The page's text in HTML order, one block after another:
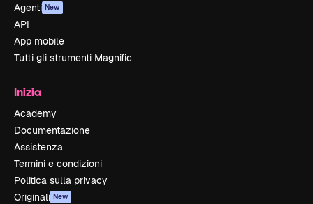
Agenti New
API
App mobile
Tutti gli strumenti Magnific
Inizia
Academy
Documentazione
Assistenza
Termini e condizioni
Politica sulla privacy
Originali New